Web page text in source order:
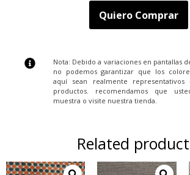
Quiero Comprar
Nota: Debido a variaciones en pantallas
no podemos garantizar que los
aquí sean realmente representativos
productos. recomendamos que
muestra o visite nuestra tienda.
Related